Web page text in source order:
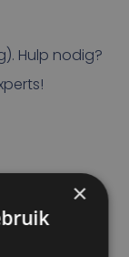
Hulp nodig?
tenzij anders
×